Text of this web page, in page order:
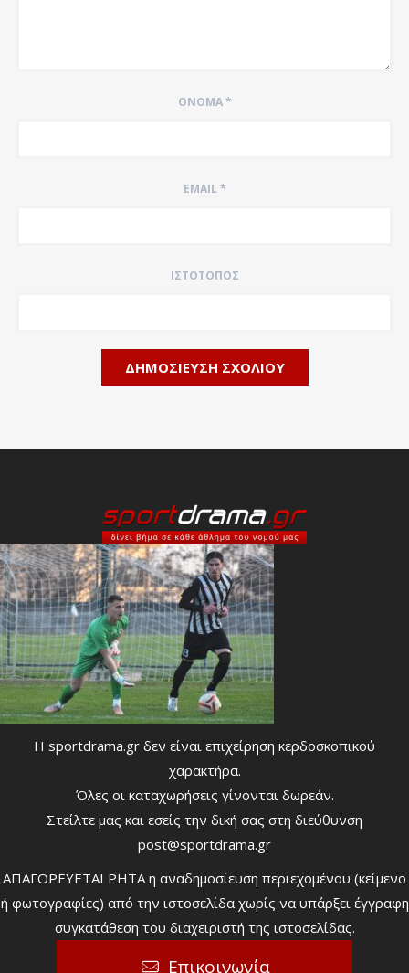
ΌΝΟΜΑ*
EMAIL*
ΙΣΤΌΤΟΠΟΣ
Η sportdrama.gr δεν είναι επιχείρηση κερδοσκοπικού
χαρακτήρα.
Όλες οι καταχωρήσεις γίνονται δωρεάν.
Στείλτε μας και εσείς την δική σας στη διεύθυνση
post@sportdrama.gr
ΑΠΑΓΟΡΕΥΕΤΑΙ ΡΗΤΑ η αναδημοσίευση περιεχομένου (κείμενο
ή φωτογραφίες) από την ιστοσελίδα χωρίς να υπάρξει έγγραφη
συγκατάθεση του διαχειριστή της ιστοσελίδας.
Επικοινωνία